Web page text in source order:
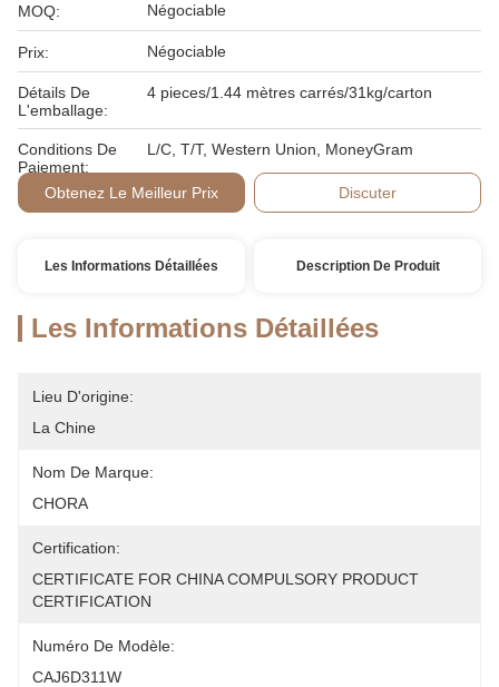
MOQ: Négociable
Prix: Négociable
Détails De
L'emballage:
4 pieces/1.44 mètres carrés/31kg/carton
Conditions De
Paiement:
L/C, T/T, Western Union, MoneyGram
Obtenez Le Meilleur Prix Discuter
Les Informations Détaillées Description De Produit
Les Informations Détaillées
Lieu D'origine:
La Chine
Nom De Marque:
CHORA
Certification:
CERTIFICATE FOR CHINA COMPULSORY PRODUCT
CERTIFICATION
Numéro De Modèle:
CAJ6D311W